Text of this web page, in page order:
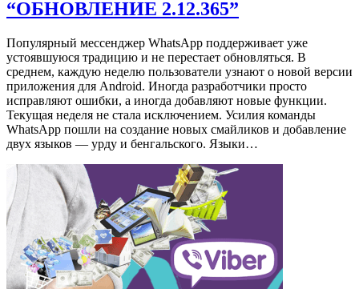
“ОБНОВЛЕНИЕ 2.12.365”
Популярный мессенджер WhatsApp поддерживает уже
устоявшуюся традицию и не перестает обновляться. В
среднем, каждую неделю пользователи узнают о новой версии
приложения для Android. Иногда разработчики просто
исправляют ошибки, а иногда добавляют новые функции.
Текущая неделя не стала исключением. Усилия команды
WhatsApp пошли на создание новых cмайликов и добавление
двух языков — урду и бенгальского. Языки…